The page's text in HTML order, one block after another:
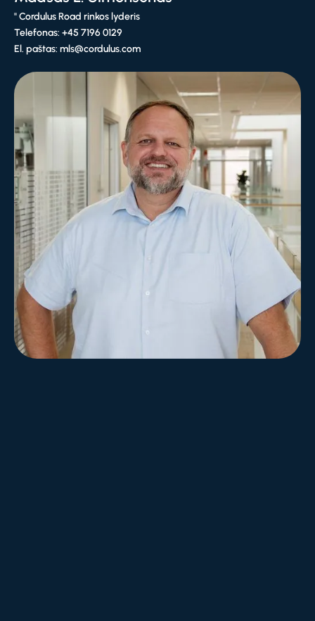
" Cordulus Road rinkos lyderis
Telefonas: +45 7196 0129
El. paštas: mls@cordulus.com